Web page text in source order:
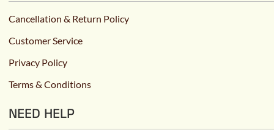
Cancellation & Return Policy
Customer Service
Privacy Policy
Terms & Conditions
NEED HELP